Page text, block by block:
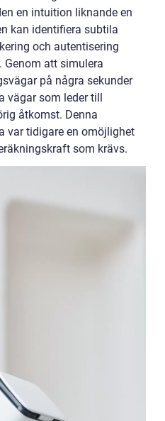
en intuition liknande en
kan identifiera subtila
och autentisering
Genom att simulera
på några sekunder
vägar som leder till
åtkomst. Denna
var tidigare en omöjlighet
som krävs.